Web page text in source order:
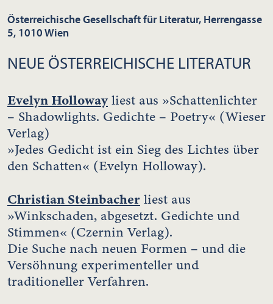
Österreichische Gesellschaft für Literatur, Herrengasse
5, 1010 Wien
NEUE ÖSTERREICHISCHE LITERATUR
Evelyn Hollowayliest aus »Schattenlichter
– Shadowlights. Gedichte – Poetry« (Wieser
Verlag)
»Jedes Gedicht ist ein Sieg des Lichtes über
den Schatten« (Evelyn Holloway).
Christian Steinbacher liest aus
»Winkschaden, abgesetzt. Gedichte und
Stimmen« (Czernin Verlag).
Die Suche nach neuen Formen – und die
Versöhnung experimenteller und
traditioneller Verfahren.